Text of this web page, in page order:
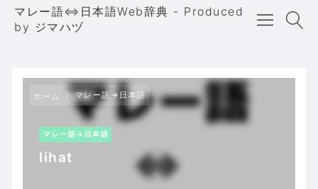
マレー語⇔日本語Web辞典 - Produced
by ジマハヅ
ホーム マレー語→日本語
マレー語→日本語
lihat